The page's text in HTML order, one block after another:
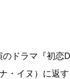
ドラマ『初恋D
・イヌ）に返す